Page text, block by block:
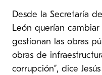
Desde la Secretaría
León querían
gestionan las obras
obras de
corrupción”, dice